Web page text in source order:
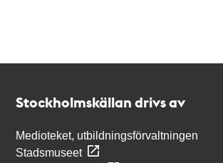
Stockholmskällan drivs av
Medioteket, utbildningsförvaltningen
Stadsmuseet